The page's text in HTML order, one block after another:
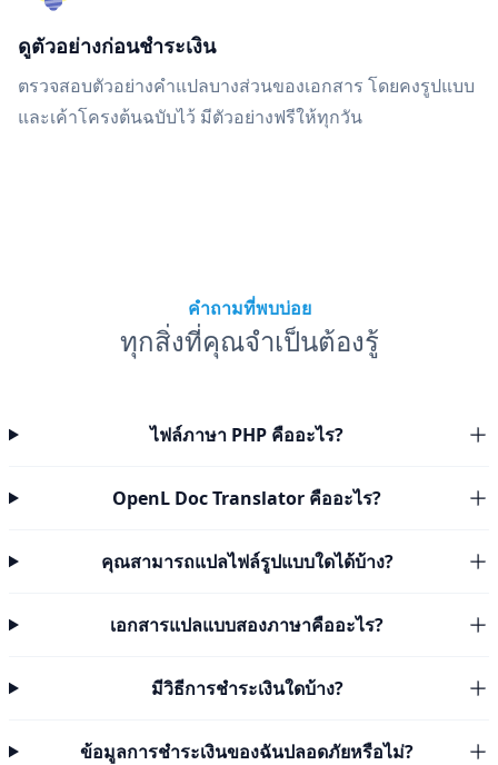
ดูตัวอย่างก่อนชำระเงิน
ตรวจสอบตัวอย่างคำแปลบางส่วนของเอกสาร โดยคงรูปแบบ
และเค้าโครงต้นฉบับไว้ มีตัวอย่างฟรีให้ทุกวัน
คำถามที่พบบ่อย
ทุกสิ่งที่คุณจำเป็นต้องรู้
ไฟล์ภาษา PHP คืออะไร?
OpenL Doc Translator คืออะไร?
คุณสามารถแปลไฟล์รูปแบบใดได้บ้าง?
เอกสารแปลแบบสองภาษาคืออะไร?
มีวิธีการชำระเงินใดบ้าง?
ข้อมูลการชำระเงินของฉันปลอดภัยหรือไม่?